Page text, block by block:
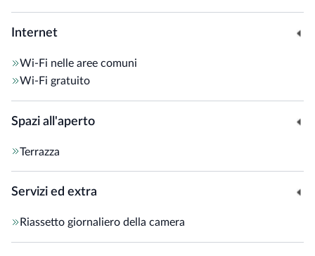
Internet
Wi-Fi nelle aree comuni
Wi-Fi gratuito
Spazi all'aperto
Terrazza
Servizi ed extra
Riassetto giornaliero della camera